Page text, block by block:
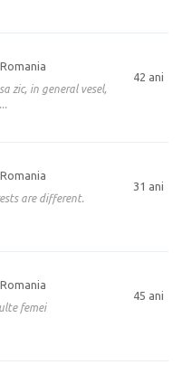
42 ani
zic, in general vesel,
31 ani
are different.
45 ani
femei